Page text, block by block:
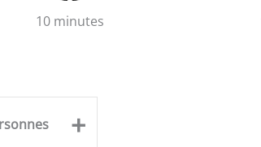
10 minutes
+